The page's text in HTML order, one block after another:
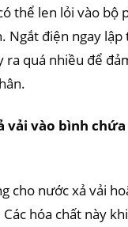
thể len lỏi vào bộ
Ngắt điện ngay lập
ra quá nhiều để
vải vào bình
cho nước xả vải
hóa chất này